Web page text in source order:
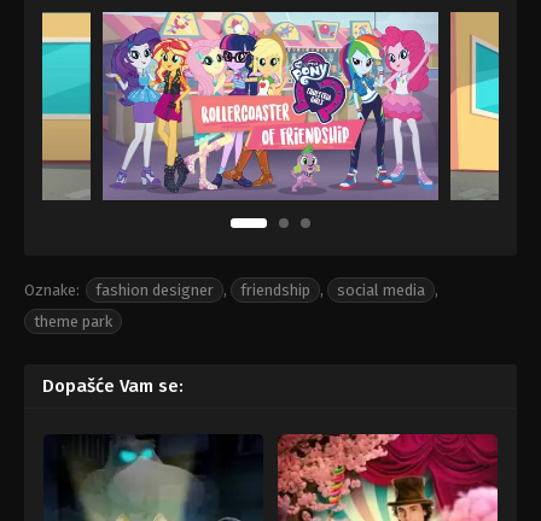
Oznake: fashion designer , friendship , social media ,
theme park
Dopašće Vam se: